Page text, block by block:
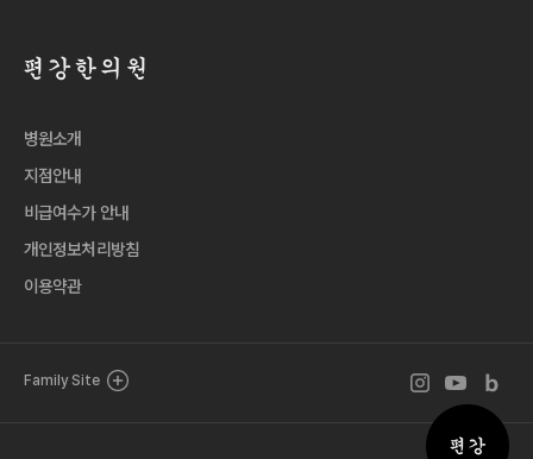
병원소개
지점안내
비급여수가 안내
개인정보처리방침
이용약관
Family Site 인스타그램 바로
유튜브 바로
블로그